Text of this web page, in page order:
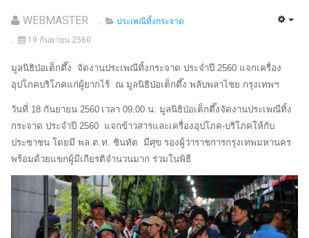
WEBMASTER
ประเพณีทิ้งกระจาด
19 กันยายน 2560
มูลนิธิป่อเต็กตึ๊ง จัดงานประเพณีทิ้งกระจาด ประจำปี 2560 แจกเครื่อง
อุปโภคบริโภคแก่ผู้ยากไร้ ณ มูลนิธิป่อเต็กตึ๊ง พลับพลาไชย กรุงเทพฯ
วันที่ 18 กันยายน 2560 เวลา 09.00 น. มูลนิธิป่อเต็กตึ๊งจัดงานประเพณีทิ้ง
กระจาด ประจำปี 2560 แจกข้าวสารและเครื่องอุปโภค-บริโภคให้กับ
ประชาชน โดยมี พล.ต.ท. ชินทัต มีศุข รองผู้ว่าราชการกรุงเทพมหานคร
พร้อมด้วยแขกผู้มีเกียรติจำนวนมาก ร่วมในพิธี